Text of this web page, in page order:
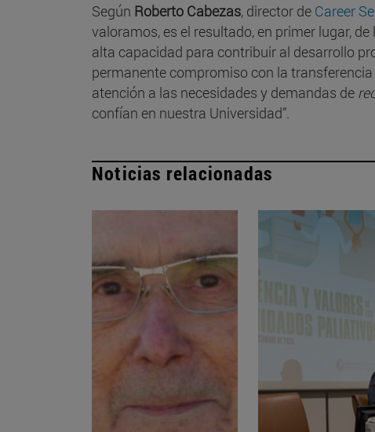
Según Roberto Cabezas, director de Career
valoramos, es el resultado, en primer lugar,
alta capacidad para contribuir al desarrollo
permanente compromiso con la
atención a las necesidades y demandas de
confían en nuestra Universidad”.
Noticias relacionadas